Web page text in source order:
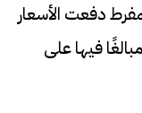
دفعت الأسعار
فيها على